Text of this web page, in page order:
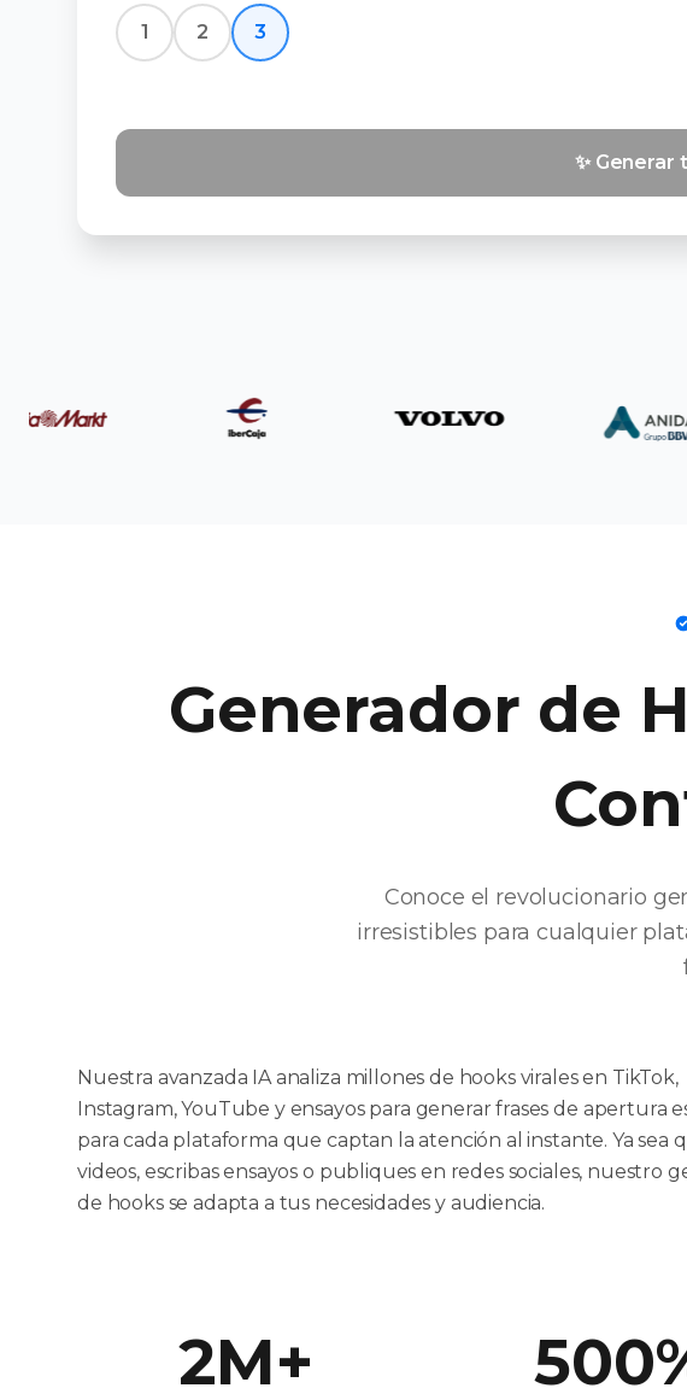
1 2 3
✨
Generador de
Conoce el revolucionario
irresistibles para cualquier
Nuestra avanzada IA analiza millones de hooks virales en TikTok,
Instagram, YouTube y ensayos para generar frases de apertura
para cada plataforma que captan la atención al instante. Ya sea
videos, escribas ensayos o publiques en redes sociales, nuestro
de hooks se adapta a tus necesidades y audiencia.
2M+